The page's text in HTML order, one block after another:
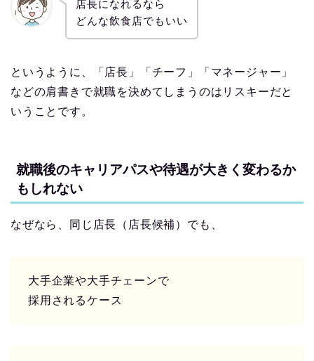
店長になれるなら
どんな飲食店でもいい
というように、「店長」「チーフ」「マネージャー」
などの肩書きで就職を決めてしまうのはリスキーだと
いうことです。
就職後のキャリアパスや待遇が大きく変わるか
もしれない
なぜなら、同じ店長（店長候補）でも、
大手企業や大手チェーンで
採用されるケース